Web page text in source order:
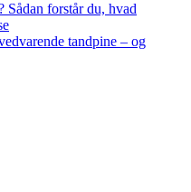
Sådan forstår du, hvad
tandpine – og